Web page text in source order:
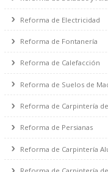
Reforma de
Reforma de Solados
Reforma de
Reforma de
Reforma de
Reforma de Suelos de
Reforma de